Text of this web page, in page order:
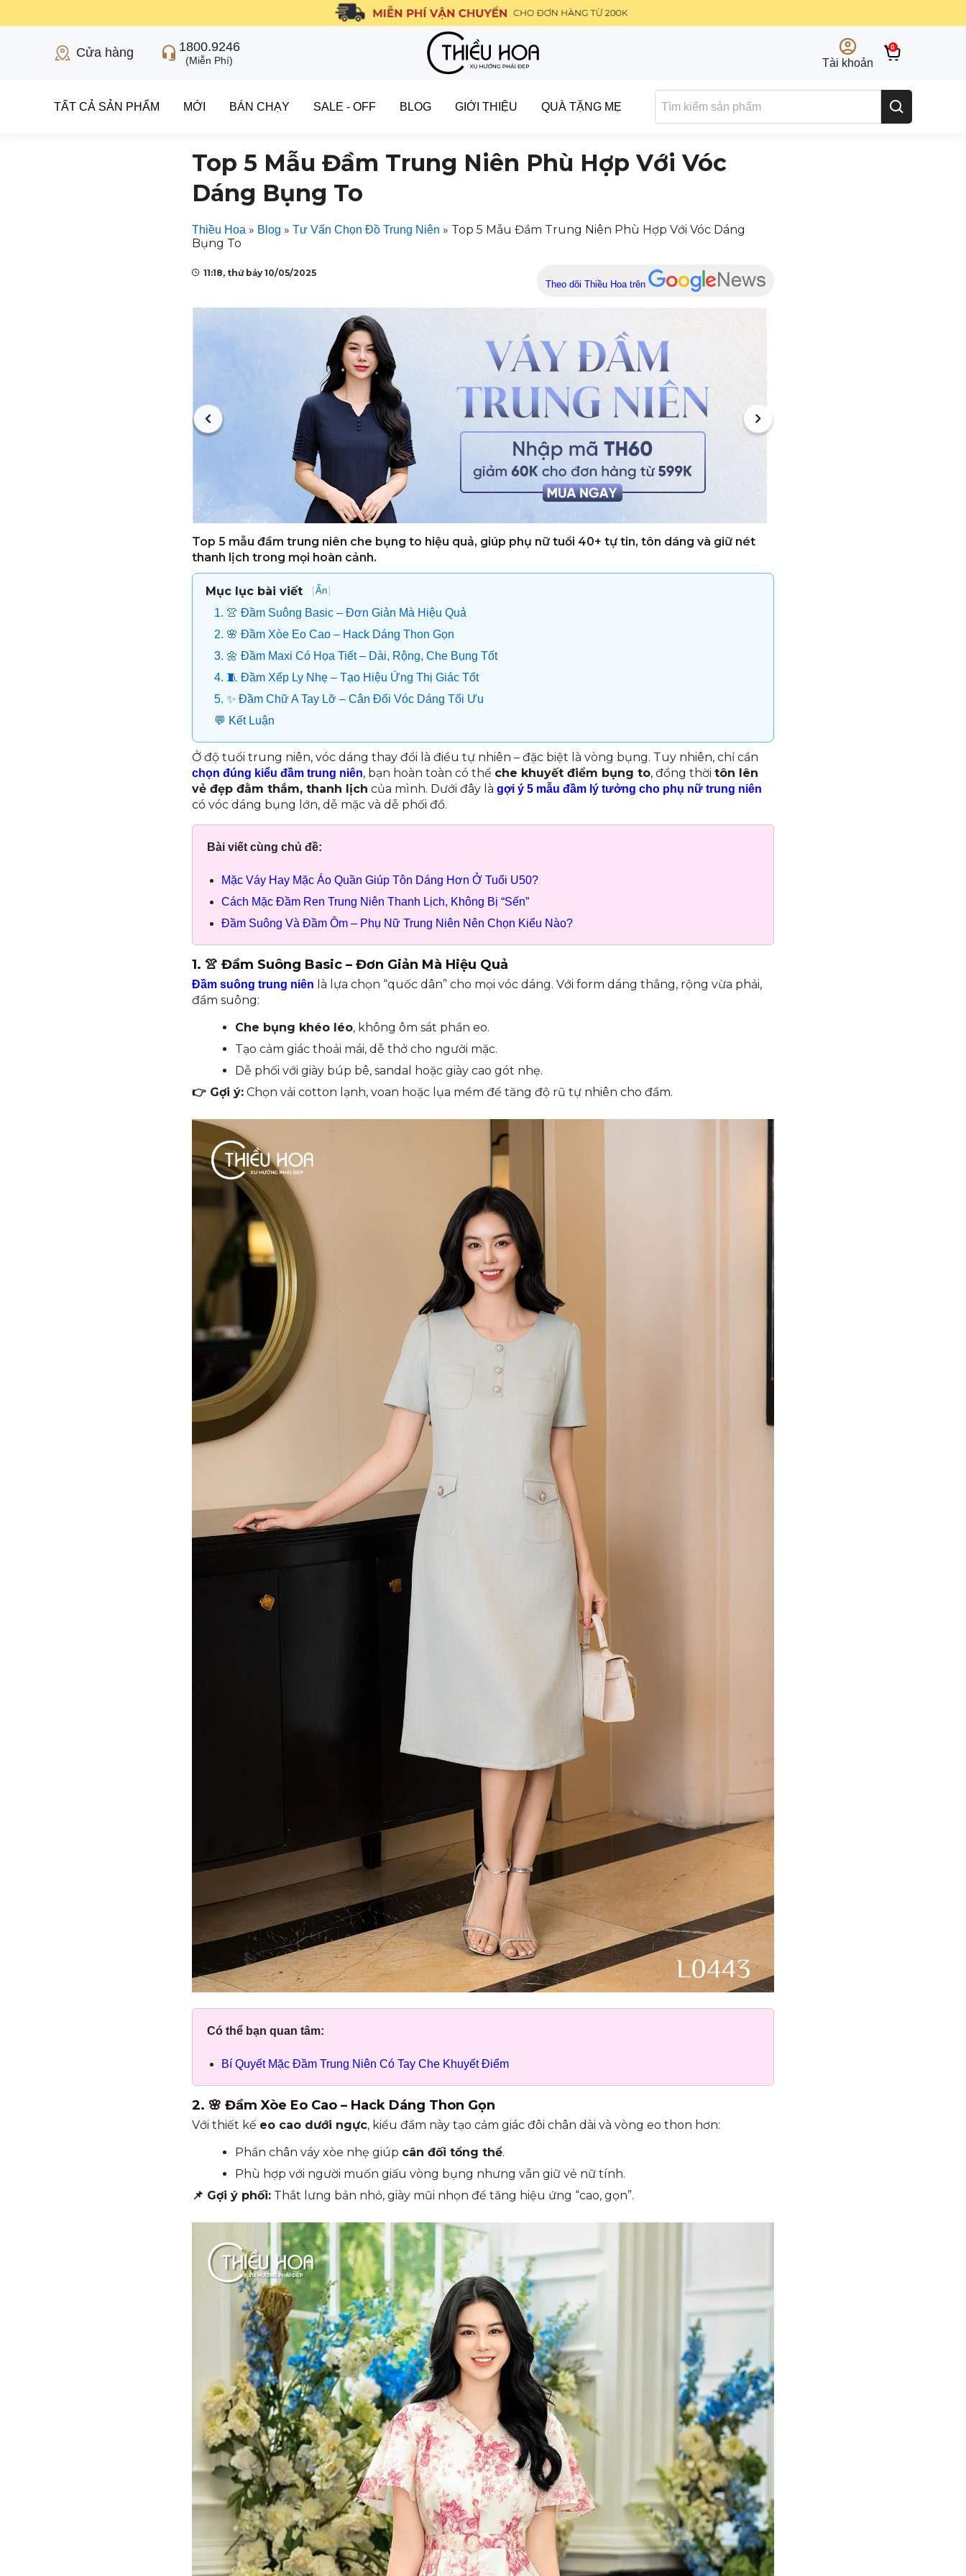
Cửa hàng 1800.9246
(Miễn Phí) Tài khoản
0
TẤT CẢ SẢN PHẨM MỚI BÁN CHẠY SALE - OFF BLOG GIỚI THIỆU QUÀ TẶNG MẸ
Top 5 Mẫu Đầm Trung Niên Phù Hợp Với Vóc
Dáng Bụng To
Thiều Hoa » Blog » Tư Vấn Chọn Đồ Trung Niên » Top 5 Mẫu Đầm Trung Niên Phù Hợp Với Vóc Dáng
Bụng To
11:18, thứ bảy 10/05/2025
Theo dõi Thiều Hoa trên
Top 5 mẫu đầm trung niên che bụng to hiệu quả, giúp phụ nữ tuổi 40+ tự tin, tôn dáng và giữ nét
thanh lịch trong mọi hoàn cảnh.
Mục lục bài viết [Ẩn]
1. 👚 Đầm Suông Basic – Đơn Giản Mà Hiệu Quả
2. 🌸 Đầm Xòe Eo Cao – Hack Dáng Thon Gọn
3. 🌼 Đầm Maxi Có Họa Tiết – Dài, Rộng, Che Bụng Tốt
4. 🧵 Đầm Xếp Ly Nhẹ – Tạo Hiệu Ứng Thị Giác Tốt
5. ✨ Đầm Chữ A Tay Lỡ – Cân Đối Vóc Dáng Tối Ưu
💬 Kết Luận
Ở độ tuổi trung niên, vóc dáng thay đổi là điều tự nhiên – đặc biệt là vòng bụng. Tuy nhiên, chỉ cần
chọn đúng kiểu đầm trung niên, bạn hoàn toàn có thể che khuyết điểm bụng to, đồng thời tôn lên
vẻ đẹp đằm thắm, thanh lịch của mình. Dưới đây là gợi ý 5 mẫu đầm lý tưởng cho phụ nữ trung niên
có vóc dáng bụng lớn, dễ mặc và dễ phối đồ.
Bài viết cùng chủ đề:
Mặc Váy Hay Mặc Áo Quần Giúp Tôn Dáng Hơn Ở Tuổi U50?
Cách Mặc Đầm Ren Trung Niên Thanh Lịch, Không Bị “Sến”
Đầm Suông Và Đầm Ôm – Phụ Nữ Trung Niên Nên Chọn Kiểu Nào?
1. 👚 Đầm Suông Basic – Đơn Giản Mà Hiệu Quả
Đầm suông trung niên là lựa chọn “quốc dân” cho mọi vóc dáng. Với form dáng thẳng, rộng vừa phải,
đầm suông:
Che bụng khéo léo, không ôm sát phần eo.
Tạo cảm giác thoải mái, dễ thở cho người mặc.
Dễ phối với giày búp bê, sandal hoặc giày cao gót nhẹ.
👉 Gợi ý: Chọn vải cotton lạnh, voan hoặc lụa mềm để tăng độ rũ tự nhiên cho đầm.
Có thể bạn quan tâm:
Bí Quyết Mặc Đầm Trung Niên Có Tay Che Khuyết Điểm
2. 🌸 Đầm Xòe Eo Cao – Hack Dáng Thon Gọn
Với thiết kế eo cao dưới ngực, kiểu đầm này tạo cảm giác đôi chân dài và vòng eo thon hơn:
Phần chân váy xòe nhẹ giúp cân đối tổng thể.
Phù hợp với người muốn giấu vòng bụng nhưng vẫn giữ vẻ nữ tính.
📌 Gợi ý phối: Thắt lưng bản nhỏ, giày mũi nhọn để tăng hiệu ứng “cao, gọn”.